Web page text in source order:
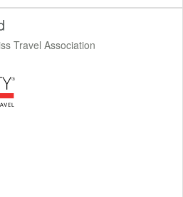
Travel Association